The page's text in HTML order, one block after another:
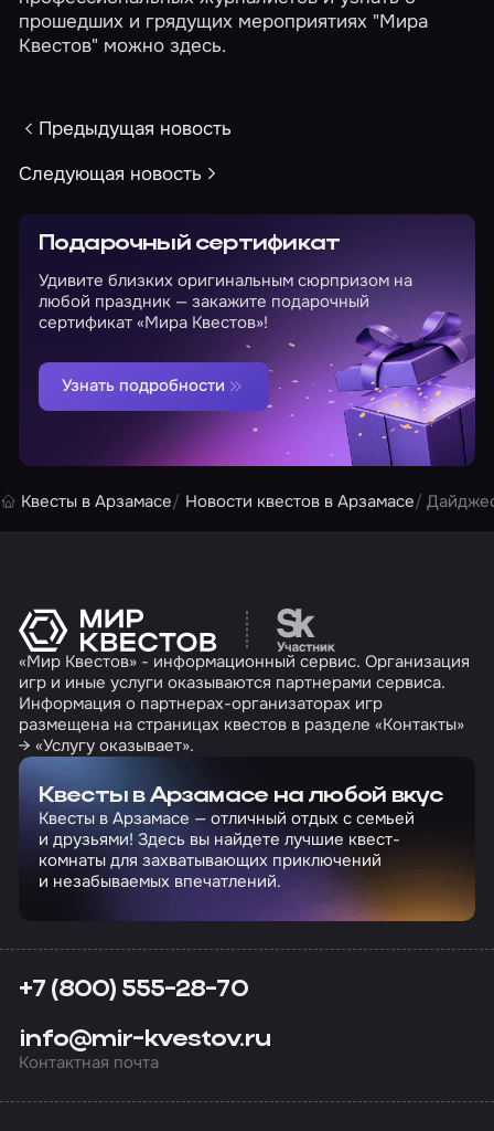
прошедших и грядущих мероприятиях "Мира
Квестов" можноздесь.
Предыдущая новость
Следующая новость
Подарочный сертификат
Удивите близких оригинальным сюрпризом на
любой праздник — закажите подарочный
сертификат «Мира Квестов»!
Узнать подробности
Квесты в Арзамасе Новости квестов в Арзамасе
Перейти на сайт
«Мир Квестов» - информационный сервис. Организация
игр и иные услуги оказываются партнерами сервиса.
Информация о партнерах-организаторах игр
размещена на страницах квестов в разделе «Контакты»
→ «Услугу оказывает».
Квесты в Арзамасе на любой вкус
Квесты в Арзамасе — отличный отдых с семьей
и друзьями! Здесь вы найдете лучшие квест-
комнаты для захватывающих приключений
и незабываемых впечатлений.
+7 (800) 555-28-70
info@mir-kvestov.ru
Контактная почта